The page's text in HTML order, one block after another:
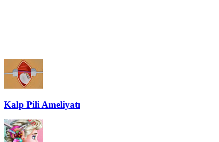
Kalp Pili Ameliyatı